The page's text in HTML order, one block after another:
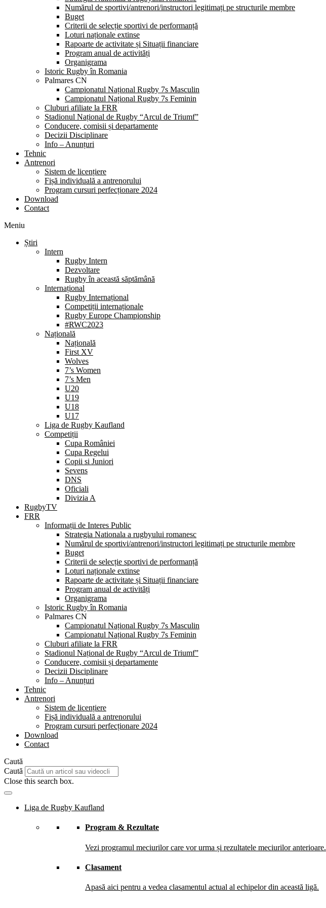
Numărul de sportivi/antrenori/instructori legitimați pe structurile membre
Buget
Criterii de selecție sportivi de performanță
Loturi naționale extinse
Rapoarte de activitate și Situații financiare
Program anual de activități
Organigrama
Istoric Rugby în Romania
Palmares CN
Campionatul Național Rugby 7s Masculin
Campionatul Național Rugby 7s Feminin
Cluburi afiliate la FRR
Stadionul Național de Rugby “Arcul de Triumf”
Conducere, comisii și departamente
Decizii Disciplinare
Info – Anunțuri
Tehnic
Antrenori
Sistem de licențiere
Fișă individuală a antrenorului
Program cursuri perfecționare 2024
Download
Contact
Meniu
Știri
Intern
Rugby Intern
Dezvoltare
Rugby în această săptămână
Internațional
Rugby Internațional
Competiții internaționale
Rugby Europe Championship
#RWC2023
Națională
Națională
First XV
Wolves
7’s Women
7’s Men
U20
U19
U18
U17
Liga de Rugby Kaufland
Competiții
Cupa României
Cupa Regelui
Copii si Juniori
Sevens
DNS
Oficiali
Divizia A
RugbyTV
FRR
Informații de Interes Public
Strategia Nationala a rugbyului romanesc
Numărul de sportivi/antrenori/instructori legitimați pe structurile membre
Buget
Criterii de selecție sportivi de performanță
Loturi naționale extinse
Rapoarte de activitate și Situații financiare
Program anual de activități
Organigrama
Istoric Rugby în Romania
Palmares CN
Campionatul Național Rugby 7s Masculin
Campionatul Național Rugby 7s Feminin
Cluburi afiliate la FRR
Stadionul Național de Rugby “Arcul de Triumf”
Conducere, comisii și departamente
Decizii Disciplinare
Info – Anunțuri
Tehnic
Antrenori
Sistem de licențiere
Fișă individuală a antrenorului
Program cursuri perfecționare 2024
Download
Contact
Caută
Caută
Close this search box.
Liga de Rugby Kaufland
Program & Rezultate
Vezi programul meciurilor care vor urma și rezultatele meciurilor anterioare.
Clasament
Apasă aici pentru a vedea clasamentul actual al echipelor din această ligă.